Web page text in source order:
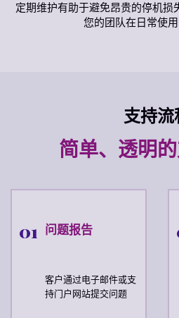
定期维护有助于避免昂贵的停机损
您的团队在日常使用
支持流
简单、透明
01 问题报告
客户通过电子邮件或支
持门户网站提交问题